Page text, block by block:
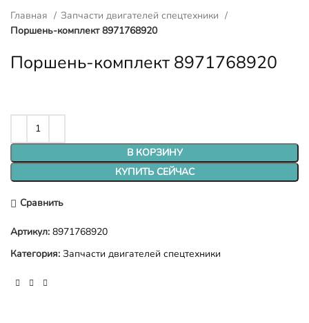
Главная
Запчасти двигателей спецтехники
Поршень-комплект 8971768920
Поршень-комплект 8971768920
В КОРЗИНУ
КУПИТЬ СЕЙЧАС
Сравнить
Артикул: 8971768920
Категория: Запчасти двигателей спецтехники